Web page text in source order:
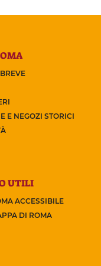
E NEGOZI STORICI
UTILI
ACCESSIBILE
DI ROMA